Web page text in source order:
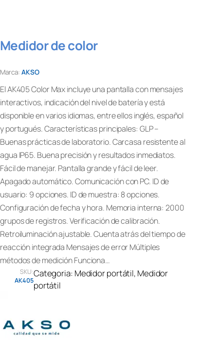
Medidor de color
Marca: AKSO
El AK405 Color Max incluye una pantalla con mensajes
interactivos, indicación del nivel de batería y está
disponible en varios idiomas, entre ellos inglés, español
y portugués. Características principales: GLP –
Buenas prácticas de laboratorio. Carcasa resistente al
agua IP65. Buena precisión y resultados inmediatos.
Fácil de manejar. Pantalla grande y fácil de leer.
Apagado automático. Comunicación con PC. ID de
usuario: 9 opciones. ID de muestra: 8 opciones.
Configuración de fecha y hora. Memoria interna: 2000
grupos de registros. Verificación de calibración.
Retroiluminación ajustable. Cuenta atrás del tiempo de
reacción integrada Mensajes de error Múltiples
métodos de medición Funciona…
SKU:
AK405
Categoria: Medidor portátil, Medidor
portátil